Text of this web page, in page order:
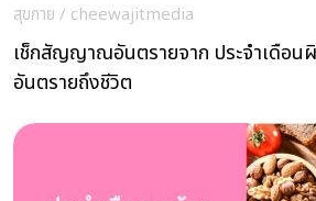
สุขกาย / cheewajitmedia
เช็กสัญญาณอันตรายจาก ประจำเดือน
อันตรายถึงชีวิต